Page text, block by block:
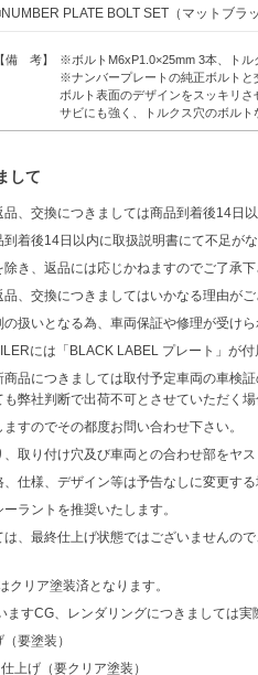
PLATE BOLT SET（マットブラッ
【備 考】
※ボルトM6xP1.0×25mm 3本、トル
※ナンバープレートの純正ボルトと
ボルト表面のデザインをスッキリ
サビにも強く、トルクス穴のボルト
して
、交換につきましては商品到着後14日
着後14日以内に取扱説明書にて不足がな
き、返品には応じかねますのでご了承下
、交換につきましてはいかなる理由が
扱いとなる為、車両保証や修理が受け
には「BLACK LABEL プレート」が付
商品につきましては取付予定車両の車検
弊社判断で出荷不可とさせていただく
すのでその都度お問い合わせ下さい。
取り付け穴及び車両との合わせ部をヤ
仕様、デザイン等は予告なしに変更する
ラントを推奨いたします。
、最終仕上げ状態ではございませんの
リア塗装済となります。
ますCG、レンダリングにつきましては
要塗装）
上げ（要クリア塗装）